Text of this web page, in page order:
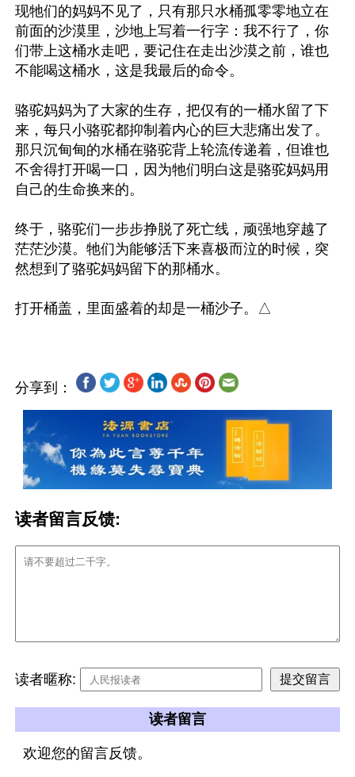
现牠们的妈妈不见了，只有那只水桶孤零零地立在
前面的沙漠里，沙地上写着一行字：我不行了，你
们带上这桶水走吧，要记住在走出沙漠之前，谁也
不能喝这桶水，这是我最后的命令。
骆驼妈妈为了大家的生存，把仅有的一桶水留了下
来，每只小骆驼都抑制着内心的巨大悲痛出发了。
那只沉甸甸的水桶在骆驼背上轮流传递着，但谁也
不舍得打开喝一口，因为牠们明白这是骆驼妈妈用
自己的生命换来的。
终于，骆驼们一步步挣脱了死亡线，顽强地穿越了
茫茫沙漠。牠们为能够活下来喜极而泣的时候，突
然想到了骆驼妈妈留下的那桶水。
分享到：
读者留言反馈:
读者暱称:
读者留言
欢迎您的留言反馈。